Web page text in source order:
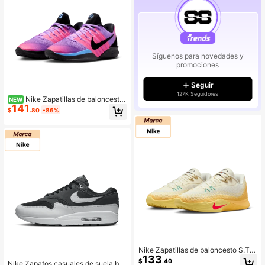
NEW Nike Zapatillas de baloncesto
Sabrina 3 cómodas unisex morado
y rosa
$141 .80 -86%
Síguenos para novedades y
promociones
Seguir
127K Seguidores
Nike Zapatillas de baloncesto S.T.
Flare EP, cómodas y suaves, para h
$133.40